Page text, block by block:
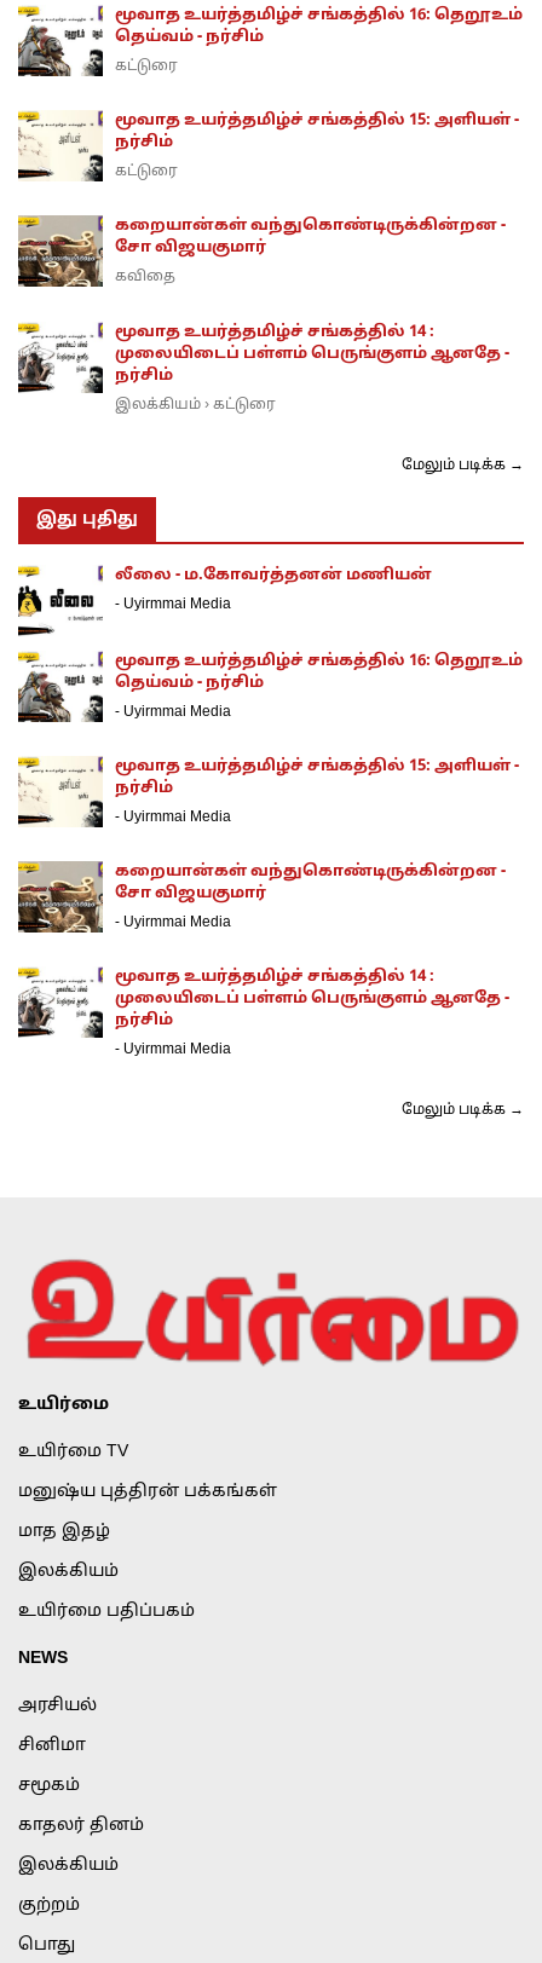
மூவாத உயர்த்தமிழ்ச் சங்கத்தில் 16: தெறூஉம்
தெய்வம் - நர்சிம்
கட்டுரை
மூவாத உயர்த்தமிழ்ச் சங்கத்தில் 15: அளியள் -
நர்சிம்
கட்டுரை
கறையான்கள் வந்துகொண்டிருக்கின்றன -
சோ விஜயகுமார்
கவிதை
மூவாத உயர்த்தமிழ்ச் சங்கத்தில் 14 :
முலையிடைப் பள்ளம் பெருங்குளம் ஆனதே -
நர்சிம்
இலக்கியம் › கட்டுரை
மேலும் படிக்க →
இது புதிது
லீலை - ம.கோவர்த்தனன் மணியன்
- Uyirmmai Media
மூவாத உயர்த்தமிழ்ச் சங்கத்தில் 16: தெறூஉம்
தெய்வம் - நர்சிம்
- Uyirmmai Media
மூவாத உயர்த்தமிழ்ச் சங்கத்தில் 15: அளியள் -
நர்சிம்
- Uyirmmai Media
கறையான்கள் வந்துகொண்டிருக்கின்றன -
சோ விஜயகுமார்
- Uyirmmai Media
மூவாத உயர்த்தமிழ்ச் சங்கத்தில் 14 :
முலையிடைப் பள்ளம் பெருங்குளம் ஆனதே -
நர்சிம்
- Uyirmmai Media
மேலும் படிக்க →
உயிர்மை
உயிர்மை TV
மனுஷ்ய புத்திரன் பக்கங்கள்
மாத இதழ்
இலக்கியம்
உயிர்மை பதிப்பகம்
NEWS
அரசியல்
சினிமா
சமூகம்
காதலர் தினம்
இலக்கியம்
குற்றம்
பொது